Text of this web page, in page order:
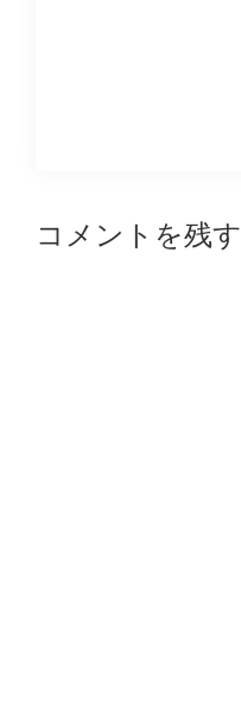
Reader
コメントを残す